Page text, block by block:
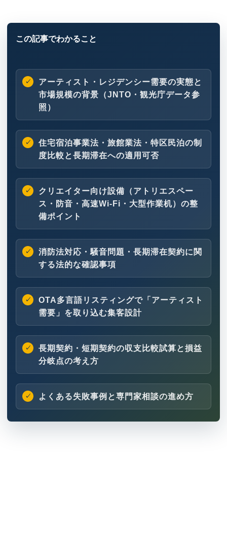
アーティスト・レジデンシー需要の実態と
市場規模の背景（JNTO・観光庁データ参
照）
住宅宿泊事業法・旅館業法・特区民泊の制
度比較と長期滞在への適用可否
クリエイター向け設備（アトリエスペー
ス・防音・高速Wi-Fi・大型作業机）の整
備ポイント
消防法対応・騒音問題・長期滞在契約に関
する法的な確認事項
OTA多言語リスティングで「アーティスト
需要」を取り込む集客設計
長期契約・短期契約の収支比較試算と損益
分岐点の考え方
よくある失敗事例と専門家相談の進め方